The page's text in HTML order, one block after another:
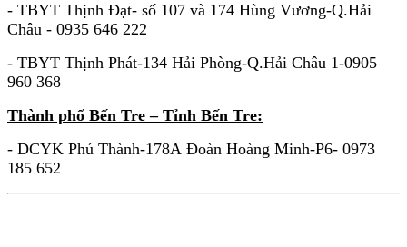
- TBYT Thịnh Đạt- số 107 và 174 Hùng Vương-Q.Hải
Châu - 0935 646 222
- TBYT Thịnh Phát-134 Hải Phòng-Q.Hải Châu 1-0905
960 368
Thành phố Bến Tre – Tỉnh Bến Tre:
- DCYK Phú Thành-178A Đoàn Hoàng Minh-P6- 0973
185 652